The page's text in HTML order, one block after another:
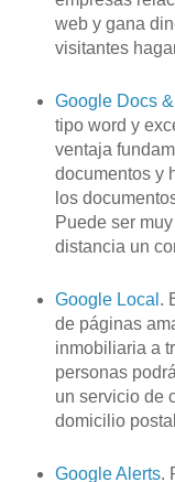
weby gana
visitantes
Google Docs&
tipo word y
ventaja
documentos y
los
Puede ser
distancia un
Google Local .
de páginas
inmobiliaria a
personas
un servicio de
domicilio
GoogleAlerts.